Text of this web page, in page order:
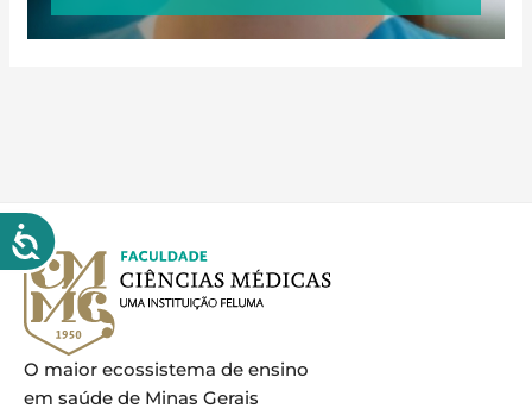
O maior ecossistema de ensino
em saúde de Minas Gerais